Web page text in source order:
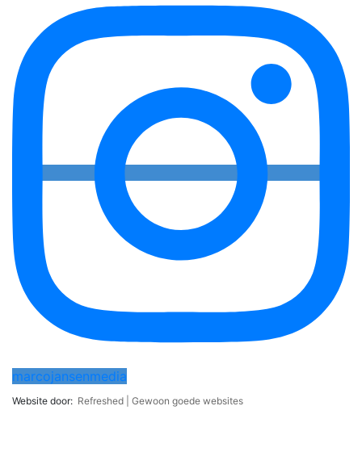
marcojansenmedia
Website door: Refreshed | Gewoon goede websites